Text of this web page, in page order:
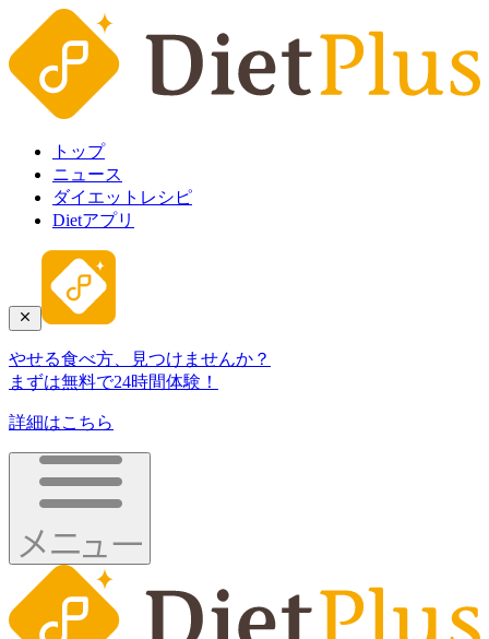
トップ
ニュース
ダイエットレシピ
Dietアプリ
やせる食べ方、見つけませんか？
まずは無料で24時間体験！
詳細はこちら